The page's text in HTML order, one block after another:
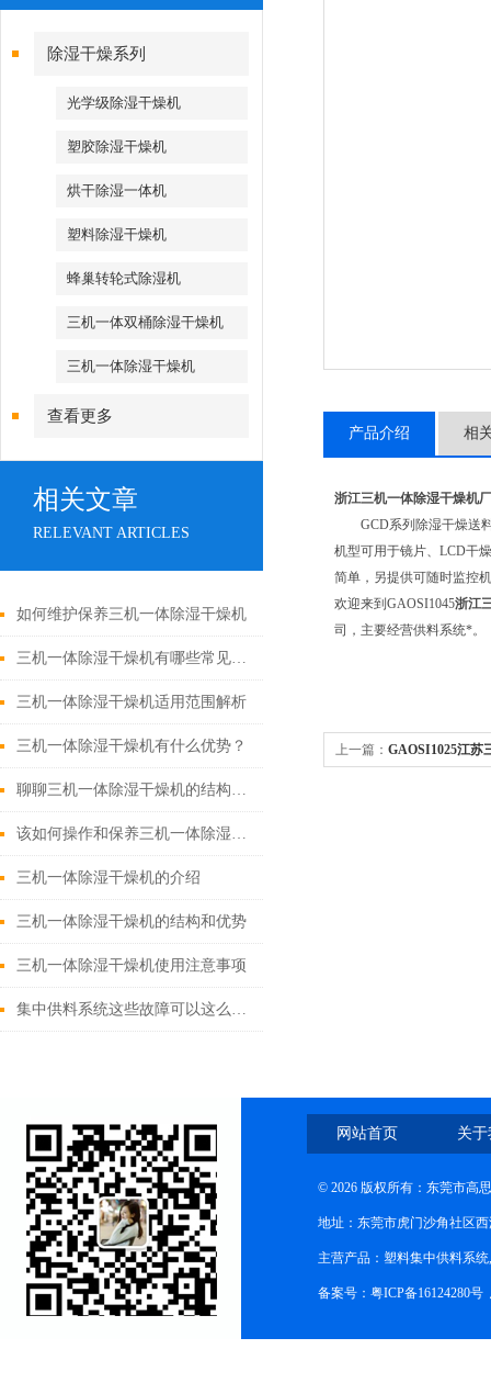
除湿干燥系列
光学级除湿干燥机
塑胶除湿干燥机
烘干除湿一体机
塑料除湿干燥机
蜂巢转轮式除湿机
三机一体双桶除湿干燥机
三机一体除湿干燥机
查看更多
相关文章
RELEVANT ARTICLES
如何维护保养三机一体除湿干燥机
三机一体除湿干燥机有哪些常见故障
三机一体除湿干燥机适用范围解析
三机一体除湿干燥机有什么优势？
聊聊三机一体除湿干燥机的结构与配置特点
该如何操作和保养三机一体除湿干燥机
三机一体除湿干燥机的介绍
三机一体除湿干燥机的结构和优势
三机一体除湿干燥机使用注意事项
集中供料系统这些故障可以这么处理
产品介绍 相
浙江三机一体除湿干燥机
GCD系列除湿干燥送料
机型可用于镜片、LCD干
简单，另提供可随时监控
欢迎来到GAOSI1045浙江
司，主要经营供料系统*。
上一篇： GAOSI1025江苏
网站首页 关
© 2026 版权所有：东莞市高
地址：东莞市虎门沙角社区
主营产品：塑料集中供料系
备案号：粤ICP备16124280号